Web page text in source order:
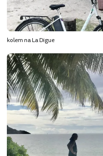
kolem na La Digue